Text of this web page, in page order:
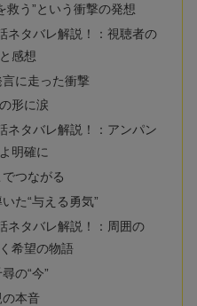
救う”という衝撃の発想
ネタバレ解説！：視聴者の
感想
言に走った衝撃
形に涙
ネタバレ解説！：アンパン
明確に
つながる
た“与える勇気”
ネタバレ解説！：周囲の
希望の物語
の“今”
本音